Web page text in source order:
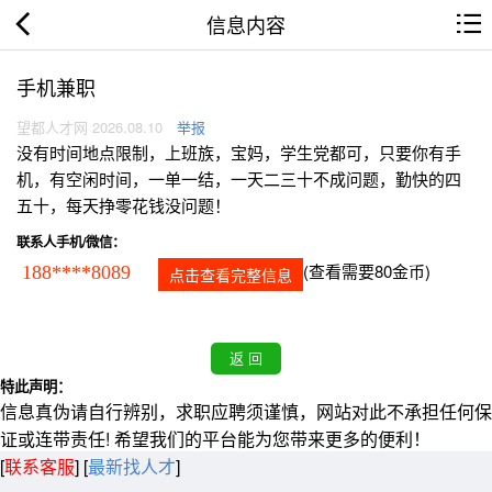
信息内容
手机兼职
望都人才网 2026.08.10 举报
没有时间地点限制，上班族，宝妈，学生党都可，只要你有手
机，有空闲时间，一单一结，一天二三十不成问题，勤快的四
五十，每天挣零花钱没问题！
联系人手机/微信：
188****8089 点击查看完整信息 (查看需要80金币)
特此声明：
信息真伪请自行辨别，求职应聘须谨慎，网站对此不承担任何保
证或连带责任! 希望我们的平台能为您带来更多的便利！
[联系客服] [最新找人才]